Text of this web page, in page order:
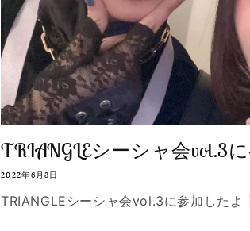
TRIANGLEシーシャ会vol.3
2022年6月3日
TRIANGLEシーシャ会vol.3に参加した